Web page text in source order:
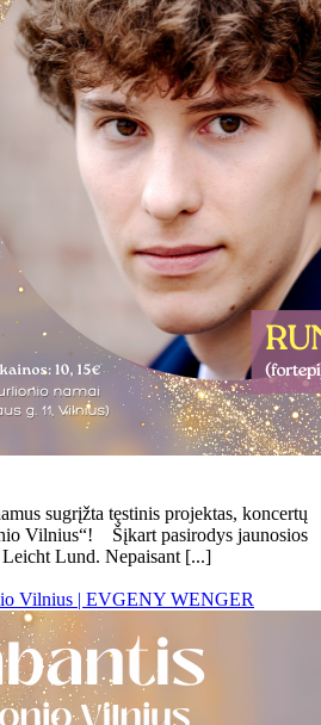
sugrįžta tęstinis projektas, koncertų
Vilnius“! Šįkart pasirodys jaunosios
Lund. Nepaisant [...]
Vilnius | EVGENY WENGER